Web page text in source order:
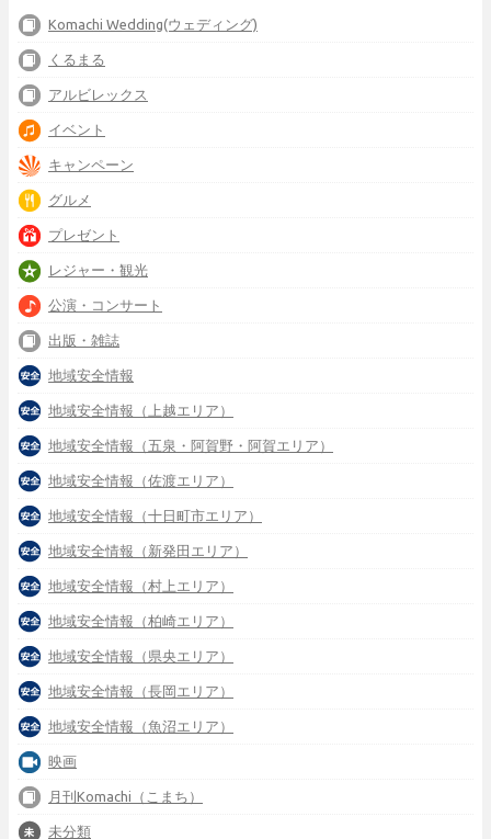
Komachi Wedding(ウェディング)
くるまる
アルビレックス
イベント
キャンペーン
グルメ
プレゼント
レジャー・観光
公演・コンサート
出版・雑誌
地域安全情報
地域安全情報（上越エリア）
地域安全情報（五泉・阿賀野・阿賀エリア）
地域安全情報（佐渡エリア）
地域安全情報（十日町市エリア）
地域安全情報（新発田エリア）
地域安全情報（村上エリア）
地域安全情報（柏崎エリア）
地域安全情報（県央エリア）
地域安全情報（長岡エリア）
地域安全情報（魚沼エリア）
映画
月刊Komachi（こまち）
未分類